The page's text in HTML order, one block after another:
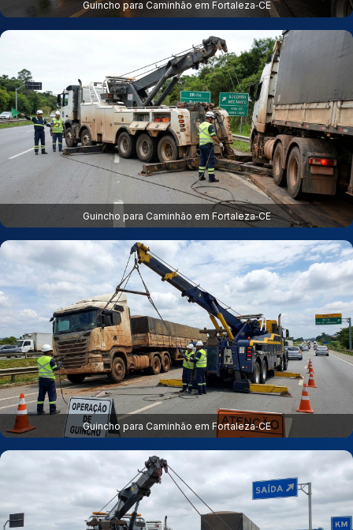
Guincho para Caminhão em Fortaleza‑CE
Guincho para Caminhão em Fortaleza‑CE
Guincho para Caminhão em Fortaleza‑CE